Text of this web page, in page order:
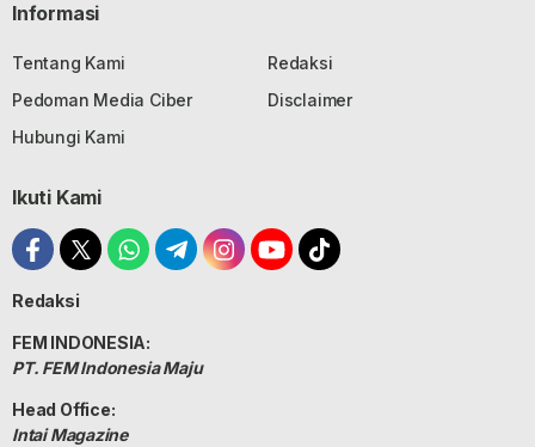
Informasi
Tentang Kami
Redaksi
Pedoman Media Ciber
Disclaimer
Hubungi Kami
Ikuti Kami
Redaksi
FEM INDONESIA:
PT. FEM Indonesia Maju
Head Office:
Intai Magazine